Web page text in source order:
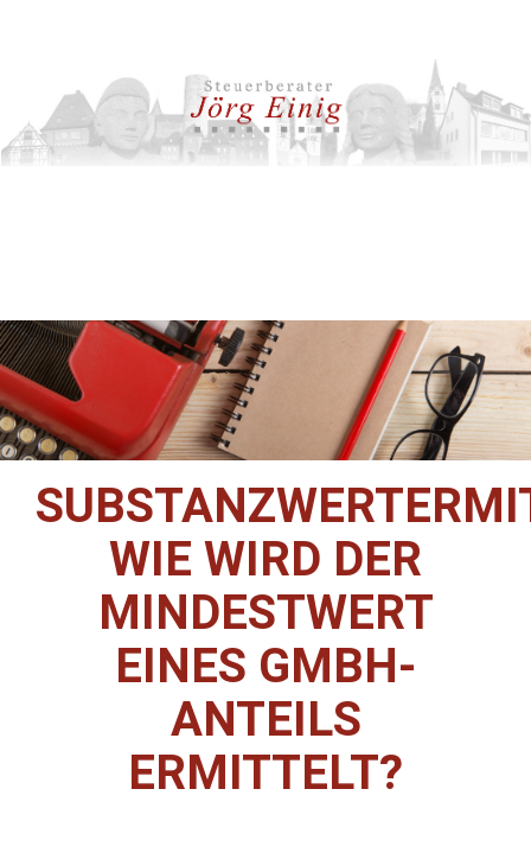
WIE WIRD DER
MINDESTWERT
EINES GMBH-
ANTEILS
ERMITTELT?